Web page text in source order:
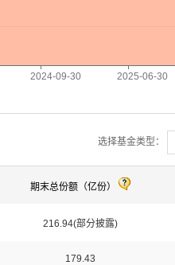
2024-09-30 2025-06-30
选择基金类型：
期末总份额（亿份）
216.94(部分披露)
179.43